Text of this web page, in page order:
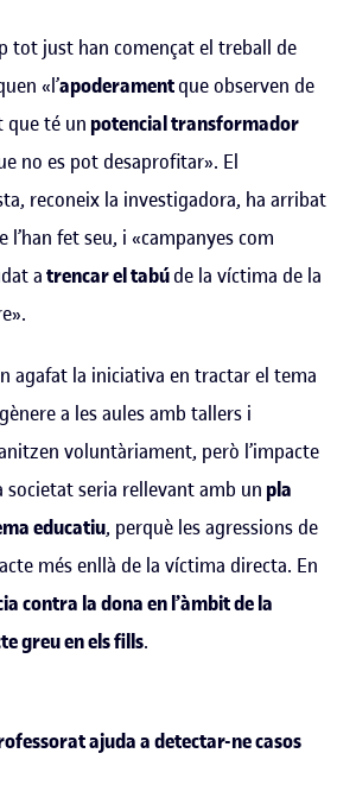
tot just han començat el treball de
«l’apoderamentque observen de
que té un potencial transformador
no es pot desaprofitar». El
reconeix la investigadora, ha arribat
l’han fet seu, i «campanyes com
atrencar el tabúde la víctima de la
agafat la iniciativa en tractar el tema
a les aules amb tallers i
voluntàriament, però l’impacte
societat seria rellevant amb un pla
educatiu, perquè les agressions de
més enllà de la víctima directa. En
contra la dona en l’àmbit de la
greu en els fills.
ajuda a detectar-ne casos